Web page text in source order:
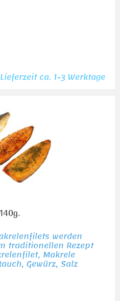
ca. 1-3 Werktage
werden
traditionellen Rezept
Makrele
Gewürz, Salz